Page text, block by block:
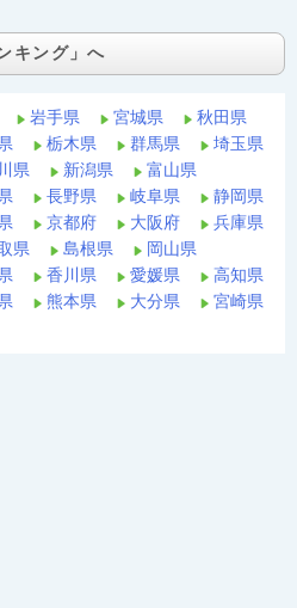
キング」へ
岩手県 宮城県
秋田県
栃木県 群馬県
埼玉県
県 新潟県
富山県
長野県 岐阜県
静岡県
京都府 大阪府
兵庫県
県 島根県
岡山県
香川県 愛媛県
高知県
熊本県 大分県
宮崎県